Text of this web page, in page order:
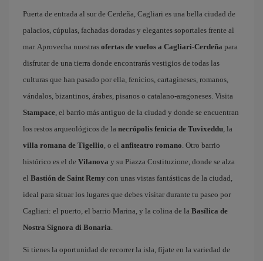
Puerta de entrada al sur de Cerdeña, Cagliari es una bella ciudad de
palacios, cúpulas, fachadas doradas y elegantes soportales frente al
mar. Aprovecha nuestras ofertas de vuelos a Cagliari-Cerdeña para
disfrutar de una tierra donde encontrarás vestigios de todas las
culturas que han pasado por ella, fenicios, cartagineses, romanos,
vándalos, bizantinos, árabes, pisanos o catalano-aragoneses. Visita
Stampace, el barrio más antiguo de la ciudad y donde se encuentran
los restos arqueológicos de la necrópolis fenicia de Tuvixeddu, la
villa romana de Tigellio, o el anfiteatro romano. Otro barrio
histórico es el de Vilanova y su Piazza Costituzione, donde se alza
el Bastión de Saint Remy con unas vistas fantásticas de la ciudad,
ideal para situar los lugares que debes visitar durante tu paseo por
Cagliari: el puerto, el barrio Marina, y la colina de la Basílica de
Nostra Signora di Bonaria.
Si tienes la oportunidad de recorrer la isla, fíjate en la variedad de